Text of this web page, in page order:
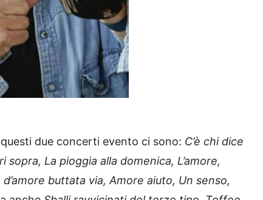
due concerti evento ci sono: C’è chi dice
La pioggia alla domenica, L’amore,
buttata via, Amore aiuto, Un senso,